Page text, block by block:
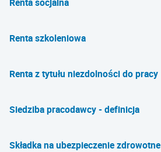
Renta szkoleniowa
Renta z tytułu niezdolności do pracy
Siedziba pracodawcy - definicja
Składka na ubezpieczenie zdrowotne